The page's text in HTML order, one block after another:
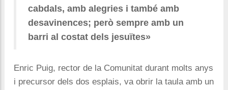
cabdals, amb alegries i també amb
desavinences; però sempre amb un
barri al costat dels jesuïtes»
Enric Puig, rector de la Comunitat durant molts anys
i precursor dels dos esplais, va obrir la taula amb un